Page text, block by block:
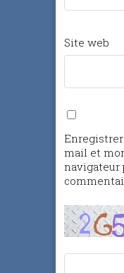
Site web
mail et
navigateur